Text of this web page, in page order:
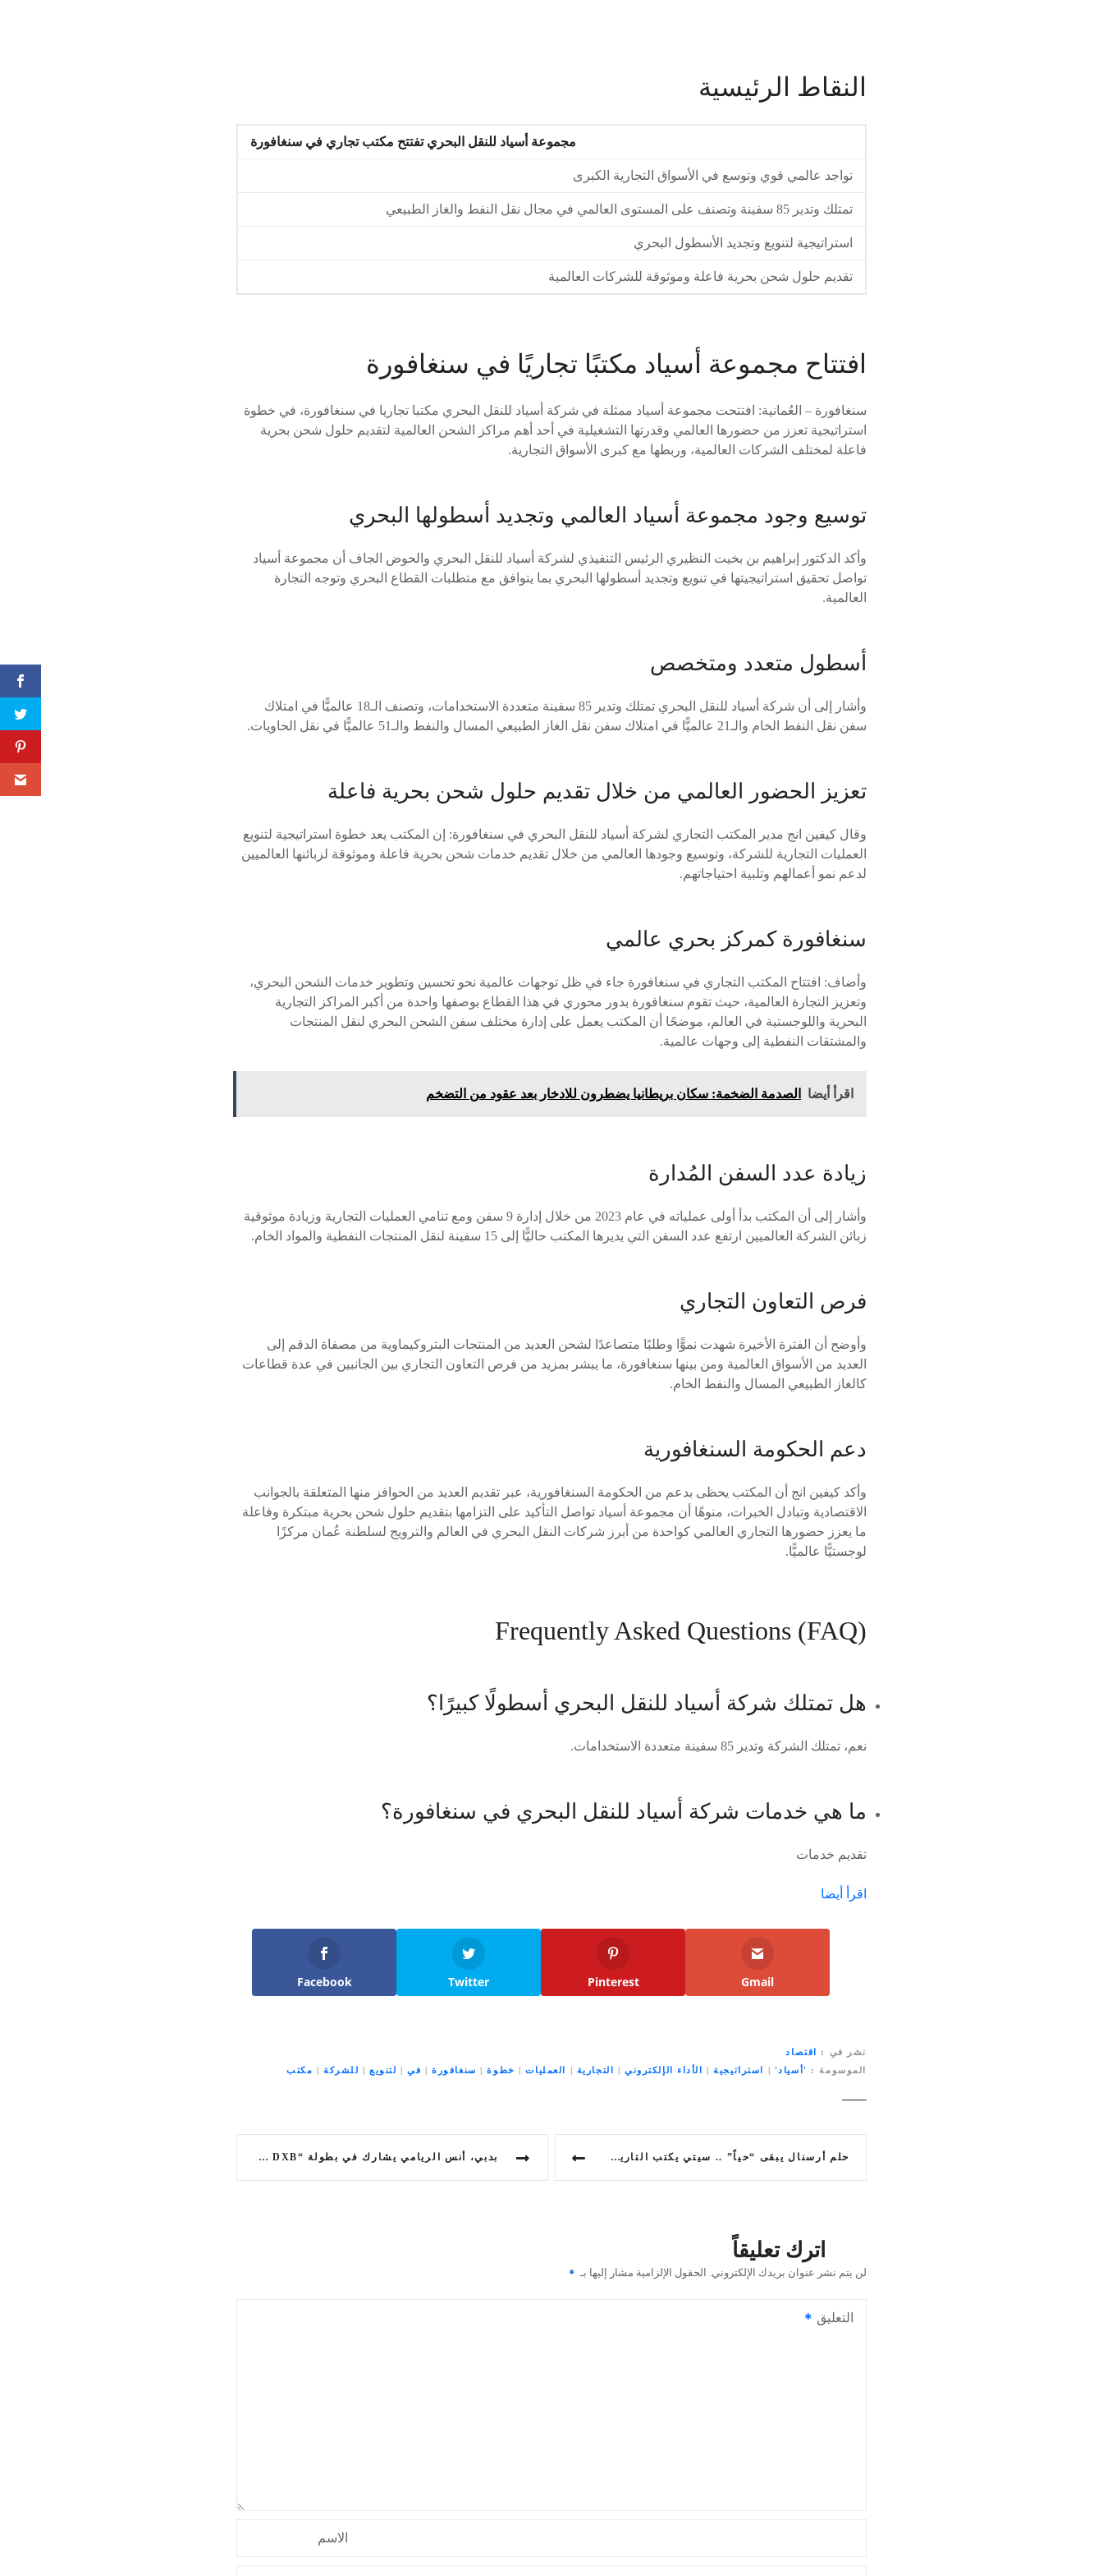
النقاط الرئيسية
مجموعة أسياد للنقل البحري تفتتح مكتب تجاري في سنغافورة
تواجد عالمي قوي وتوسع في الأسواق التجارية الكبرى
تمتلك وتدير 85 سفينة وتصنف على المستوى العالمي في مجال نقل النفط والغاز الطبيعي
استراتيجية لتنويع وتجديد الأسطول البحري
تقديم حلول شحن بحرية فاعلة وموثوقة للشركات العالمية
افتتاح مجموعة أسياد مكتبًا تجاريًا في سنغافورة
سنغافورة – العُمانية: افتتحت مجموعة أسياد ممثلة في شركة أسياد للنقل البحري مكتبا تجاريا في سنغافورة، في خطوة
استراتيجية تعزز من حضورها العالمي وقدرتها التشغيلية في أحد أهم مراكز الشحن العالمية لتقديم حلول شحن بحرية
فاعلة لمختلف الشركات العالمية، وربطها مع كبرى الأسواق التجارية.
توسيع وجود مجموعة أسياد العالمي وتجديد أسطولها البحري
وأكد الدكتور إبراهيم بن بخيت النظيري الرئيس التنفيذي لشركة أسياد للنقل البحري والحوض الجاف أن مجموعة أسياد
تواصل تحقيق استراتيجيتها في تنويع وتجديد أسطولها البحري بما يتوافق مع متطلبات القطاع البحري وتوجه التجارة
العالمية.
أسطول متعدد ومتخصص
وأشار إلى أن شركة أسياد للنقل البحري تمتلك وتدير 85 سفينة متعددة الاستخدامات، وتصنف الـ18 عالميًّا في امتلاك
سفن نقل النفط الخام والـ21 عالميًّا في امتلاك سفن نقل الغاز الطبيعي المسال والنفط والـ51 عالميًّا في نقل الحاويات.
تعزيز الحضور العالمي من خلال تقديم حلول شحن بحرية فاعلة
وقال كيفين انج مدير المكتب التجاري لشركة أسياد للنقل البحري في سنغافورة: إن المكتب يعد خطوة استراتيجية لتنويع
العمليات التجارية للشركة، وتوسيع وجودها العالمي من خلال تقديم خدمات شحن بحرية فاعلة وموثوقة لزبائنها العالميين
لدعم نمو أعمالهم وتلبية احتياجاتهم.
سنغافورة كمركز بحري عالمي
وأضاف: افتتاح المكتب التجاري في سنغافورة جاء في ظل توجهات عالمية نحو تحسين وتطوير خدمات الشحن البحري،
وتعزيز التجارة العالمية، حيث تقوم سنغافورة بدور محوري في هذا القطاع بوصفها واحدة من أكبر المراكز التجارية
البحرية واللوجستية في العالم، موضحًا أن المكتب يعمل على إدارة مختلف سفن الشحن البحري لنقل المنتجات
والمشتقات النفطية إلى وجهات عالمية.
اقرأ أيضا الصدمة الضخمة: سكان بريطانيا يضطرون للادخار بعد عقود من التضخم
زيادة عدد السفن المُدارة
وأشار إلى أن المكتب بدأ أولى عملياته في عام 2023 من خلال إدارة 9 سفن ومع تنامي العمليات التجارية وزيادة موثوقية
زبائن الشركة العالميين ارتفع عدد السفن التي يديرها المكتب حاليًّا إلى 15 سفينة لنقل المنتجات النفطية والمواد الخام.
فرص التعاون التجاري
وأوضح أن الفترة الأخيرة شهدت نموًّا وطلبًا متصاعدًا لشحن العديد من المنتجات البتروكيماوية من مصفاة الدقم إلى
العديد من الأسواق العالمية ومن بينها سنغافورة، ما يبشر بمزيد من فرص التعاون التجاري بين الجانبين في عدة قطاعات
كالغاز الطبيعي المسال والنفط الخام.
دعم الحكومة السنغافورية
وأكد كيفين انج أن المكتب يحظى بدعم من الحكومة السنغافورية، عبر تقديم العديد من الحوافز منها المتعلقة بالجوانب
الاقتصادية وتبادل الخبرات، منوهًا أن مجموعة أسياد تواصل التأكيد على التزامها بتقديم حلول شحن بحرية مبتكرة وفاعلة
ما يعزز حضورها التجاري العالمي كواحدة من أبرز شركات النقل البحري في العالم والترويج لسلطنة عُمان مركزًا
لوجستيًّا عالميًّا.
Frequently Asked Questions (FAQ)
هل تمتلك شركة أسياد للنقل البحري أسطولًا كبيرًا؟
نعم، تمتلك الشركة وتدير 85 سفينة متعددة الاستخدامات.
ما هي خدمات شركة أسياد للنقل البحري في سنغافورة؟
تقديم خدمات
اقرأ أيضا
Facebook Twitter Pinterest Gmail
نشر في
اقتصاد
الموسومة
'أسياد' | استراتيجية| الأداء الإلكتروني | التجارية | العمليات| خطوة| سنغافورة| في| لتنويع | للشركة| مكتب
ا
حلم أرسنال يبقى “حياً” .. سيتي يكتب التاريخ بلقبٍ رابعٍ توالياً بدبي، أنس الريامي يشارك في بطولة “WRESTLEFEST DXB”
اترك تعليقاً
لن يتم نشر عنوان بريدك الإلكتروني. الحقول الإلزامية مشار إليها بـ
التعليق
الاسم